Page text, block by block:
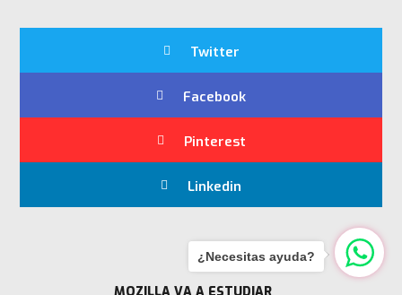
Twitter
Facebook
Pinterest
Linkedin
¿Necesitas ayuda?